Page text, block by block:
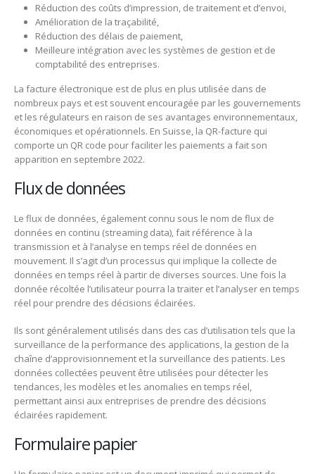
Réduction des coûts d’impression, de traitement et d’envoi,
Amélioration de la traçabilité,
Réduction des délais de paiement,
Meilleure intégration avec les systèmes de gestion et de
comptabilité des entreprises.
La facture électronique est de plus en plus utilisée dans de
nombreux pays et est souvent encouragée par les gouvernements
et les régulateurs en raison de ses avantages environnementaux,
économiques et opérationnels. En Suisse, la QR-facture qui
comporte un QR code pour faciliter les paiements a fait son
apparition en septembre 2022.
Flux de données
Le flux de données, également connu sous le nom de flux de
données en continu (streaming data), fait référence à la
transmission et à l’analyse en temps réel de données en
mouvement. Il s’agit d’un processus qui implique la collecte de
données en temps réel à partir de diverses sources. Une fois la
donnée récoltée l’utilisateur pourra la traiter et l’analyser en temps
réel pour prendre des décisions éclairées.
Ils sont généralement utilisés dans des cas d’utilisation tels que la
surveillance de la performance des applications, la gestion de la
chaîne d’approvisionnement et la surveillance des patients. Les
données collectées peuvent être utilisées pour détecter les
tendances, les modèles et les anomalies en temps réel,
permettant ainsi aux entreprises de prendre des décisions
éclairées rapidement.
Formulaire papier